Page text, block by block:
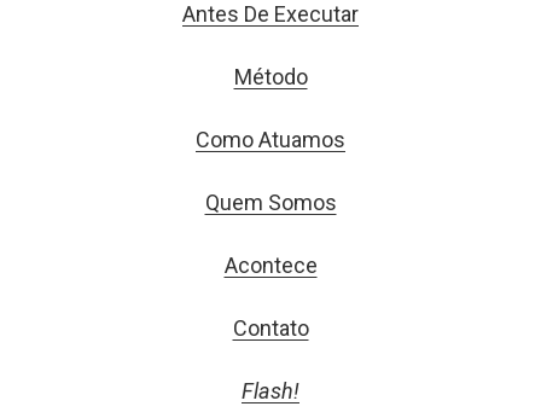
Antes De Executar
Método
Como Atuamos
Quem Somos
Acontece
Contato
Flash!